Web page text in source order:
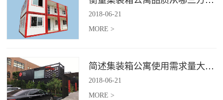
2018-06-21
MORE >
简述集装箱公寓使用需求量大幅增加的原因
2018-06-21
MORE >